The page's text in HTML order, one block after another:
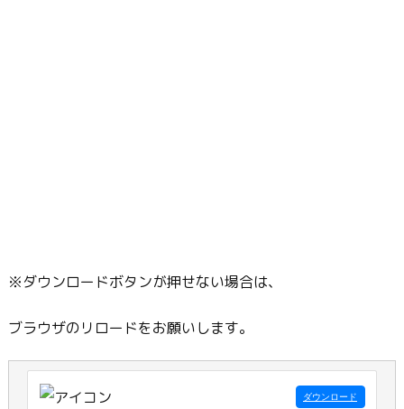
※ダウンロードボタンが押せない場合は、
ブラウザのリロードをお願いします。
ダウンロード